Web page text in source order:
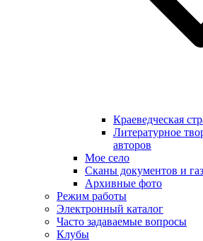
Краеведческая
Литературное
авторов
Мое село
Сканы документов и
Архивные фото
Режим работы
Электронный каталог
Часто задаваемые вопросы
Клубы